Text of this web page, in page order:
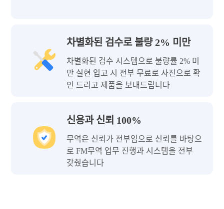
차별화된 검수로 불량 2% 미만
차별화된 검수 시스템으로 불량률 2% 미
만 실현 입고 시 전부 무료로 사진으로 확
인 드리고 제품을 보내드립니다
신용과 신뢰 100%
무역은 신뢰가 전부임으로 신뢰를 바탕으
로 FM무역 업무 진행과 시스템을 전부
갖췄습니다